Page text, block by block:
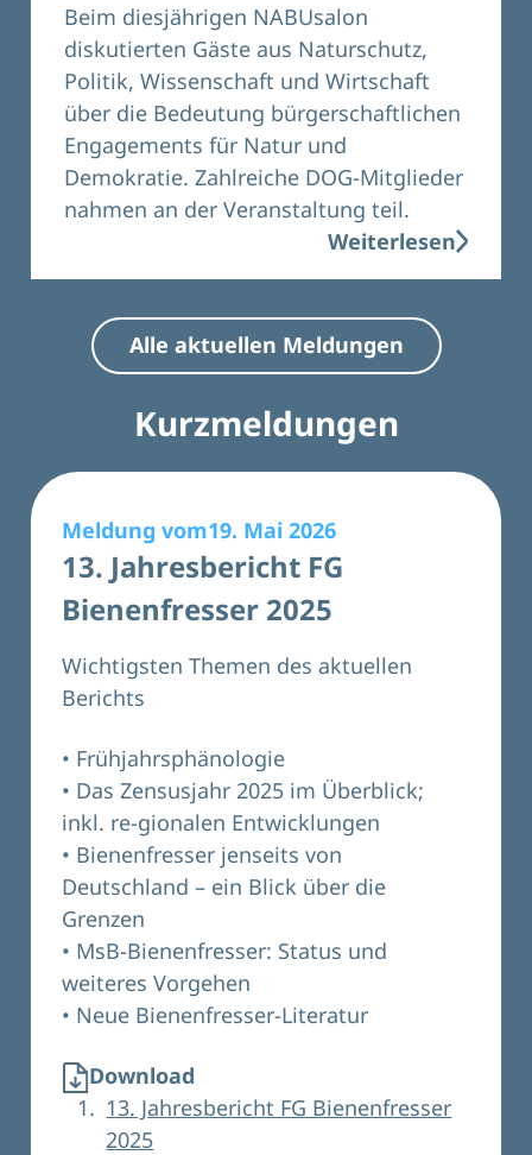
Beim diesjährigen NABUsalon
diskutierten Gäste aus Naturschutz,
Politik, Wissenschaft und Wirtschaft
über die Bedeutung bürgerschaftlichen
Engagements für Natur und
Demokratie. Zahlreiche DOG-Mitglieder
nahmen an der Veranstaltung teil.
Weiterlesen
Alle aktuellen Meldungen
Kurzmeldungen
Meldung vom19. Mai 2026
13. Jahresbericht FG
Bienenfresser 2025
Wichtigsten Themen des aktuellen
Berichts
• Frühjahrsphänologie
• Das Zensusjahr 2025 im Überblick;
inkl. re-gionalen Entwicklungen
• Bienenfresser jenseits von
Deutschland – ein Blick über die
Grenzen
• MsB-Bienenfresser: Status und
weiteres Vorgehen
• Neue Bienenfresser-Literatur
Download
13. Jahresbericht FG Bienenfresser
2025